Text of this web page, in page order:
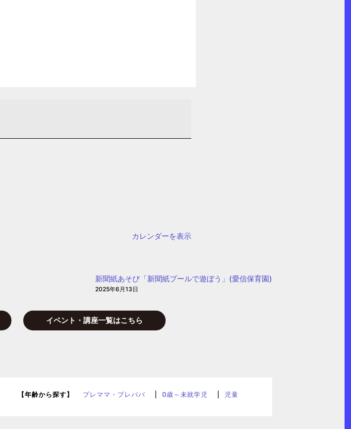
カレンダーを表示
新聞紙あそび「新聞紙プールで遊ぼう」(愛信保育園)
2025年6月13日
イベント・講座一覧はこちら
【年齢から探す】 プレママ・プレパパ 0歳～未就学児 児童